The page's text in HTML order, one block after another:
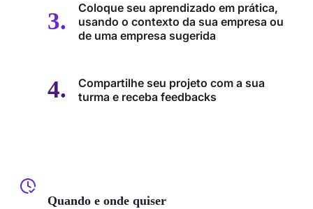
Coloque seu aprendizado em prática,
usando o contexto da sua empresa ou
de uma empresa sugerida
Compartilhe seu projeto com a sua
turma e receba feedbacks
Quando e onde quiser